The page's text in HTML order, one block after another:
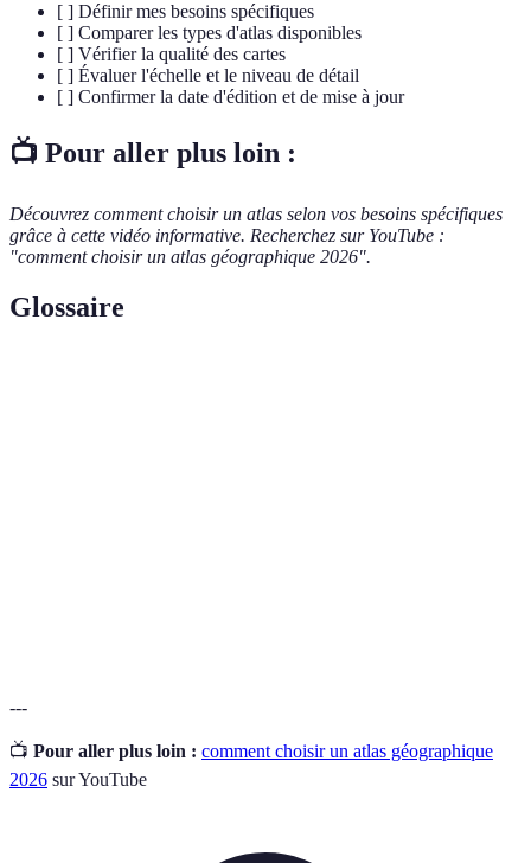
[ ] Définir mes besoins spécifiques
[ ] Comparer les types d'atlas disponibles
[ ] Vérifier la qualité des cartes
[ ] Évaluer l'échelle et le niveau de détail
[ ] Confirmer la date d'édition et de mise à jour
📺 Pour aller plus loin :
Découvrez comment choisir un atlas selon vos besoins spécifiques
grâce à cette vidéo informative. Recherchez sur YouTube :
"comment choisir un atlas géographique 2026".
Glossaire
---
📺 Pour aller plus loin : comment choisir un atlas géographique
2026 sur YouTube